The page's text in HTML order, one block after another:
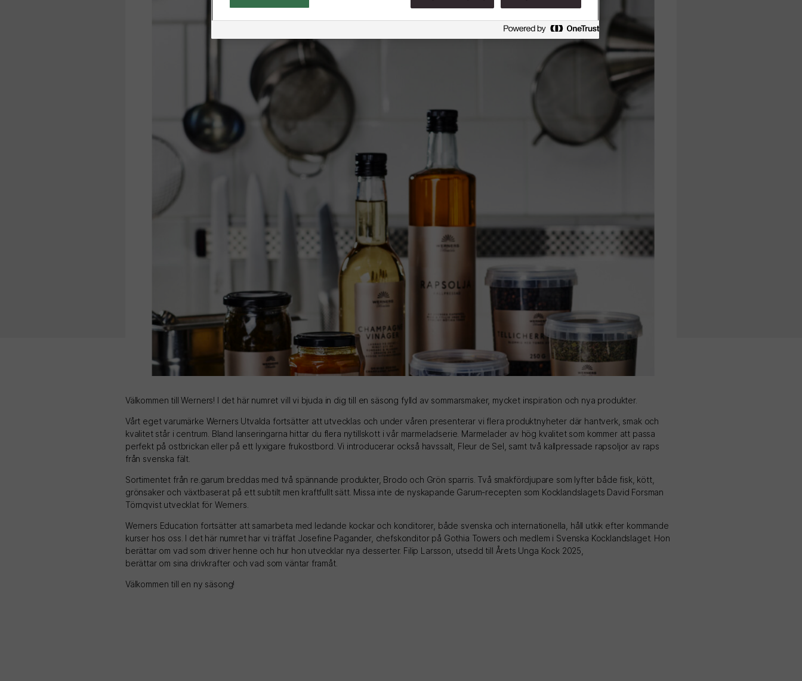
Välkommen till Werners! I det här numret vill vi bjuda in dig till en säsong fylld av sommarsmaker, mycket inspiration och nya produkter.
Vårt eget varumärke Werners Utvalda fortsätter att utvecklas och under våren presenterar vi flera produktnyheter där hantverk, smak och
kvalitet står i centrum. Bland lanseringarna hittar du flera nytillskott i vår marmeladserie. Marmelader av hög kvalitet som kommer att passa
perfekt på ostbrickan eller på ett lyxigare frukostbord. Vi introducerar också havssalt, Fleur de Sel, samt två kallpressade rapsoljor av raps
från svenska fält.
Sortimentet från re.garum breddas med två spännande produkter, Brodo och Grön sparris. Två smakfördjupare som lyfter både fisk, kött,
grönsaker och växtbaserat på ett subtilt men kraftfullt sätt. Missa inte de nyskapande Garum-recepten som Kocklandslagets David Forsman
Törnqvist utvecklat för Werners.
Werners Education fortsätter att samarbeta med ledande kockar och konditorer, både svenska och internationella, håll utkik efter kommande
kurser hos oss. I det här numret har vi träffat Josefine Pagander, chefskonditor på Gothia Towers och medlem i Svenska Kocklandslaget. Hon
berättar om vad som driver henne och hur hon utvecklar nya desserter. Filip Larsson, utsedd till Årets Unga Kock 2025,
berättar om sina drivkrafter och vad som väntar framåt.
Välkommen till en ny säsong!